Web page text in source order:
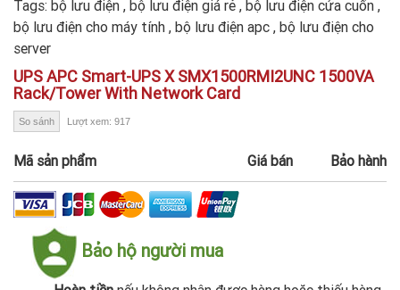
Tags: bộ lưu điện , bộ lưu điện giá rẻ , bộ lưu điện cửa cuốn ,
bộ lưu điện cho máy tính , bộ lưu điện apc , bộ lưu điện cho
server
UPS APC Smart-UPS X SMX1500RMI2UNC 1500VA
Rack/Tower With Network Card
So sánh Lượt xem: 917
Mã sản phẩm Giá bán Bảo hành
Bảo hộ người mua